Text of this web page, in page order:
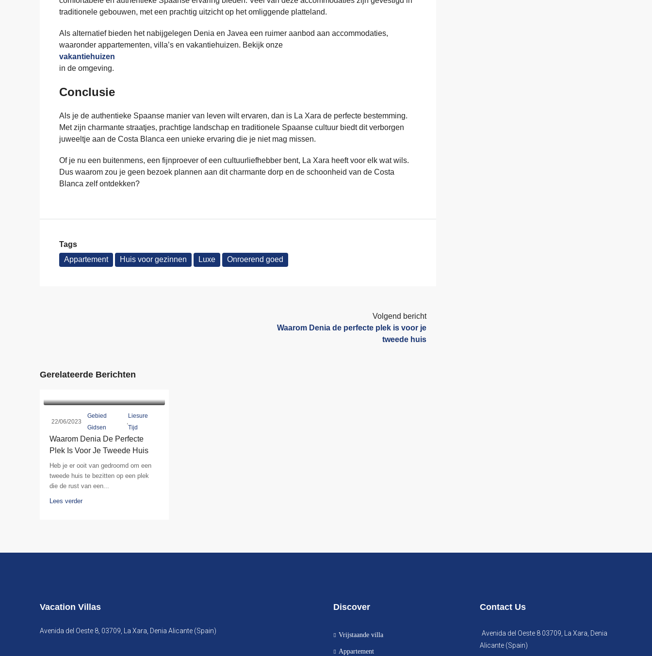
traditionele gebouwen, met een prachtig uitzicht op het omliggende platteland.
Als alternatief bieden het nabijgelegen Denia en Javea een ruimer aanbod aan accommodaties,
waaronder appartementen, villa’s en vakantiehuizen. Bekijk onze
vakantiehuizen
in de omgeving.
Conclusie
Als je de authentieke Spaanse manier van leven wilt ervaren, dan is La Xara de perfecte bestemming.
Met zijn charmante straatjes, prachtige landschap en traditionele Spaanse cultuur biedt dit verborgen
juweeltje aan de Costa Blanca een unieke ervaring die je niet mag missen.
Of je nu een buitenmens, een fijnproever of een cultuurliefhebber bent, La Xara heeft voor elk wat wils.
Dus waarom zou je geen bezoek plannen aan dit charmante dorp en de schoonheid van de Costa
Blanca zelf ontdekken?
Tags
Appartement
Huis voor gezinnen Luxe Onroerend goed
Volgend bericht
Waarom Denia de perfecte plek is voor je
tweede huis
Gerelateerde Berichten
22/06/2023
Gebied
Gidsen
,
Liesure
Tijd
Waarom Denia De Perfecte
Plek Is Voor Je Tweede Huis
Heb je er ooit van gedroomd om een
tweede huis te bezitten op een plek
die de rust van een...
Lees verder
Vacation Villas
Avenida del Oeste 8, 03709, La Xara, Denia Alicante (Spain)
Discover
Vrijstaande villa
Appartement
Contact Us
Avenida del Oeste 8 03709, La Xara, Denia
Alicante (Spain)